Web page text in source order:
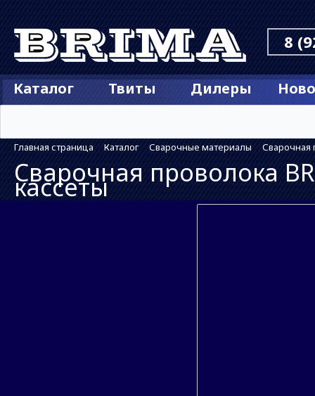
8
Каталог Твиты Дилеры
Главная страница Каталог Сварочные материалы Сварочная
Сварочная проволока
кассеты